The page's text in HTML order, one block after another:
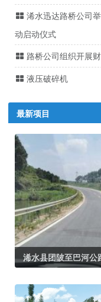
浠水迅达路桥公司
动启动仪式
路桥公司组织开展
液压破碎机
最新项目
浠水县团陂至巴河